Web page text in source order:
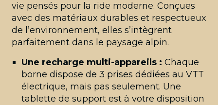
vie pensés pour la ride moderne. Conçues
avec des matériaux durables et respectueux
de l’environnement, elles s’intègrent
parfaitement dans le paysage alpin.
Une recharge multi-appareils : Chaque
borne dispose de 3 prises dédiées au VTT
électrique, mais pas seulement. Une
tablette de support est à votre disposition